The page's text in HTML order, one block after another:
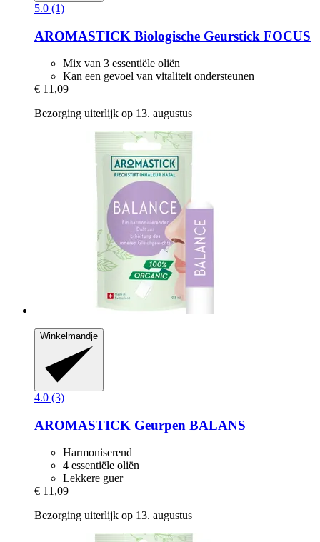
5.0 (1)
AROMASTICK Biologische Geurstick FOCUS
Mix van 3 essentiële oliën
Kan een gevoel van vitaliteit ondersteunen
€ 11,09
Bezorging uiterlijk op 13. augustus
Winkelmandje
4.0 (3)
AROMASTICK Geurpen BALANS
Harmoniserend
4 essentiële oliën
Lekkere guer
€ 11,09
Bezorging uiterlijk op 13. augustus